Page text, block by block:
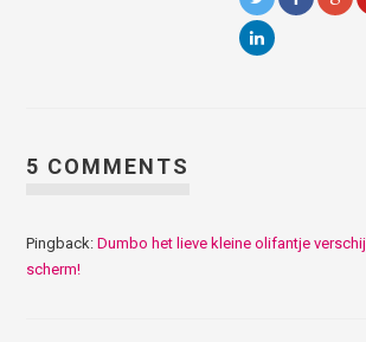
5 COMMENTS
Pingback:Dumbo het lieve kleine olifantje
scherm!